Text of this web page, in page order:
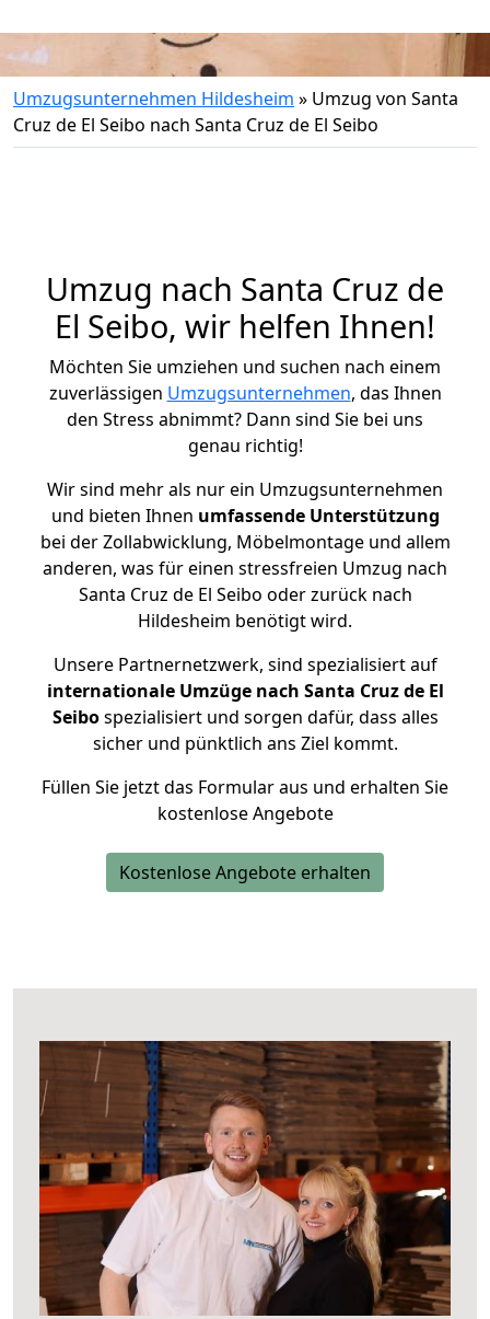
Umzugsunternehmen Hildesheim » Umzug von Santa
Cruz de El Seibo nach Santa Cruz de El Seibo
Umzug nach Santa Cruz de
El Seibo, wir helfen Ihnen!
Möchten Sie umziehen und suchen nach einem
zuverlässigen Umzugsunternehmen, das Ihnen
den Stress abnimmt? Dann sind Sie bei uns
genau richtig!
Wir sind mehr als nur ein Umzugsunternehmen
und bieten Ihnen umfassende Unterstützung
bei der Zollabwicklung, Möbelmontage und allem
anderen, was für einen stressfreien Umzug nach
Santa Cruz de El Seibo oder zurück nach
Hildesheim benötigt wird.
Unsere Partnernetzwerk, sind spezialisiert auf
internationale Umzüge nach Santa Cruz de El
Seibospezialisiert und sorgen dafür, dass alles
sicher und pünktlich ans Ziel kommt.
Füllen Sie jetzt das Formular aus und erhalten Sie
kostenlose Angebote
Kostenlose Angebote erhalten